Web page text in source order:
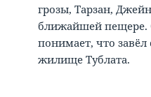
грозы, Тарзан,
ближайшей пещере.
понимает, что
жилище Тублата.